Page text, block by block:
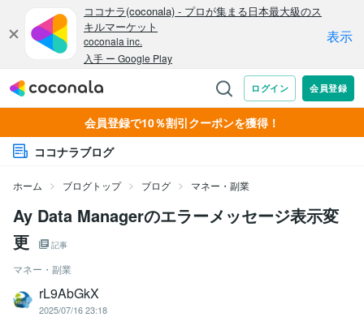
会員登録で10％割引クーポンを獲得！
ココナラブログ
ホーム ブログトップ ブログ マネー・副業
Ay Data Managerのエラーメッセージ表示変
更
記事
マネー・副業
rL9AbGkX
2025/07/16 23:18